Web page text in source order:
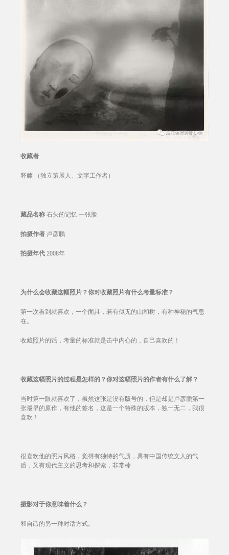
收藏者
释藤 （独立策展人、文字工作者）
藏品名称 石头的记忆 一张脸
拍摄作者 卢彦鹏
拍摄年代 2008年
为什么会收藏这幅照片？你对收藏照片有什么考量标准？
第一次看到就喜欢，一个面具，若有似无的山和树，有种神秘的气息
在。
收藏照片的话，考量的标准就是击中内心的，自己喜欢的！
收藏这幅照片的过程是怎样的？你对这幅照片的作者有什么了解？
当时第一眼就喜欢了，虽然这张是没有版号的，但是却是卢彦鹏第一
张最早的原作，有他的签名，这是一个特殊的版本，独一无二，我很
喜欢！
很喜欢他的照片风格，觉得有独特的气质，具有中国传统文人的气
质，又有现代主义的思考和探索，非常棒
摄影对于你意味着什么？
和自己的另一种对话方式。